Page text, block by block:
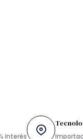
confiable.